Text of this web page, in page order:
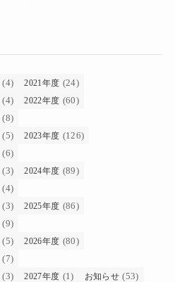
(4) 2021年度 (24)
(4) 2022年度 (60)
(8)
(5) 2023年度 (126)
(6)
(3) 2024年度 (89)
(4)
(3) 2025年度 (86)
(9)
(5) 2026年度 (80)
(7)
(3) 2027年度 (1) お知らせ (53)